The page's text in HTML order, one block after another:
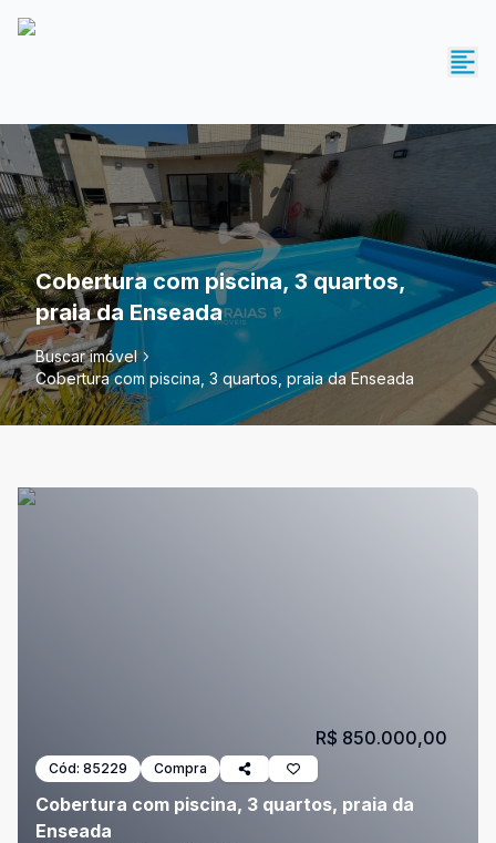
Cobertura com piscina, 3 quartos,
praia da Enseada
Buscar imóvel
Cobertura com piscina, 3 quartos, praia da Enseada
Cód: 85229 Compra
Cobertura com piscina, 3 quartos, praia da
Enseada
R$ 850.000,00